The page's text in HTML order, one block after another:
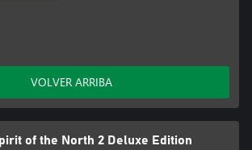
VOLVER ARRIBA
of the North 2 Deluxe Edition